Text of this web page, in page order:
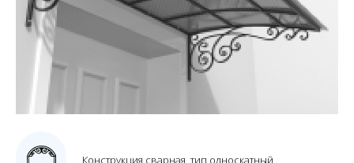
Конструкция сварная, тип односкатный